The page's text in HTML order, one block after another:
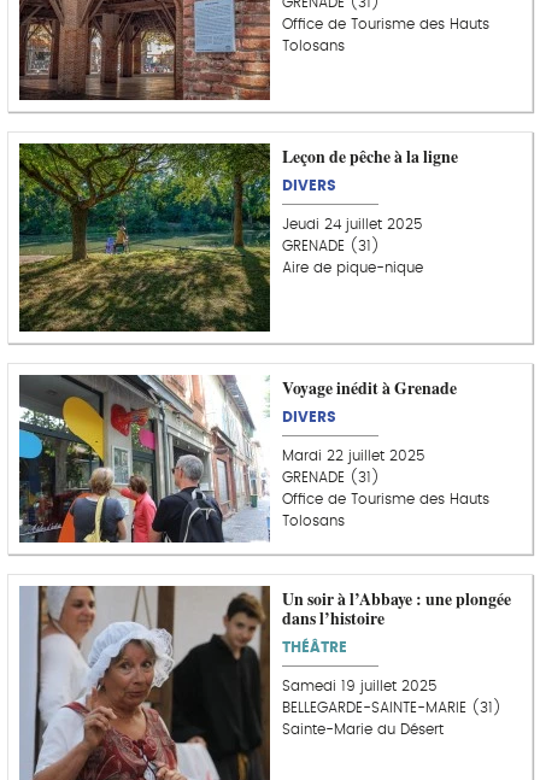
Office de Tourisme des Hauts
Tolosans
Leçon de pêche à la ligne
DIVERS
Jeudi 24 juillet 2025
GRENADE (31)
Aire de pique-nique
Voyage inédit à Grenade
DIVERS
Mardi 22 juillet 2025
GRENADE (31)
Office de Tourisme des Hauts
Tolosans
Un soir à l’Abbaye : une plongée
dans l’histoire
THÉÂTRE
Samedi 19 juillet 2025
BELLEGARDE-SAINTE-MARIE (31)
Sainte-Marie du Désert